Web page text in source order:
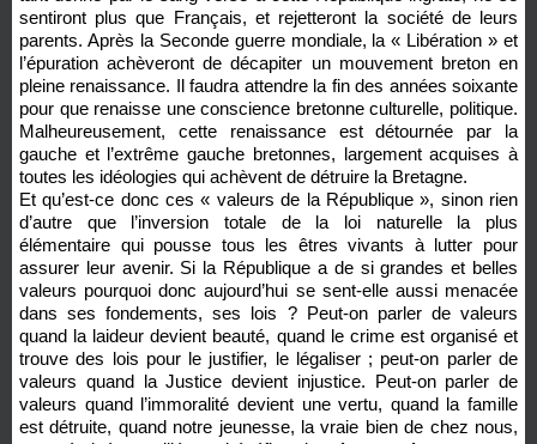
sentiront plus que Français, et rejetteront la société de leurs
parents. Après la Seconde guerre mondiale, la « Libération » et
l’épuration achèveront de décapiter un mouvement breton en
pleine renaissance. Il faudra attendre la fin des années soixante
pour que renaisse une conscience bretonne culturelle, politique.
Malheureusement, cette renaissance est détournée par la
gauche et l’extrême gauche bretonnes, largement acquises à
toutes les idéologies qui achèvent de détruire la Bretagne.
Et qu’est-ce donc ces « valeurs de la République », sinon rien
d’autre que l’inversion totale de la loi naturelle la plus
élémentaire qui pousse tous les êtres vivants à lutter pour
assurer leur avenir. Si la République a de si grandes et belles
valeurs pourquoi donc aujourd’hui se sent-elle aussi menacée
dans ses fondements, ses lois ? Peut-on parler de valeurs
quand la laideur devient beauté, quand le crime est organisé et
trouve des lois pour le justifier, le légaliser ; peut-on parler de
valeurs quand la Justice devient injustice. Peut-on parler de
valeurs quand l’immoralité devient une vertu, quand la famille
est détruite, quand notre jeunesse, la vraie bien de chez nous,